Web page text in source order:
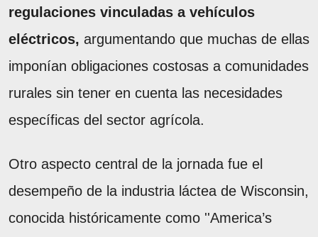
regulaciones vinculadas a vehículos
eléctricos, argumentando que muchas de ellas
imponían obligaciones costosas a comunidades
rurales sin tener en cuenta las necesidades
específicas del sector agrícola.
Otro aspecto central de la jornada fue el
desempeño de la industria láctea de Wisconsin,
conocida históricamente como ''America’s